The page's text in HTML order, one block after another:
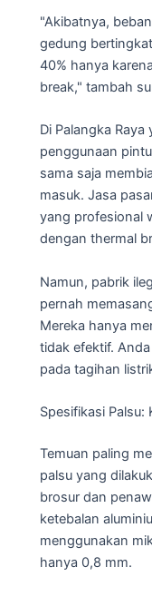
"Akibatnya,
gedung
40% hanya
break," tambah
Di Palangka
penggunaan
sama saja
masuk. Jasa
yang profesional
dengan thermal
Namun, pabrik
pernah
Mereka hanya
tidak efektif.
pada tagihan
Spesifikasi Palsu:
Temuan paling
palsu yang
brosur dan
ketebalan
menggunakan
hanya 0,8 mm.